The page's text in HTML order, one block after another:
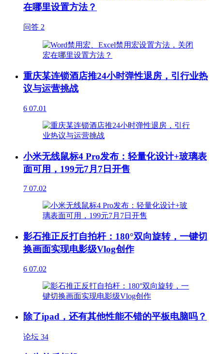
在哪里设置方法？
问答 2
重庆某连锁酒店推24小时弹性退房，引行业热
议与运营挑战
6 07.01
小米无线鼠标4 Pro发布：轻量化设计+玻璃表
面可用，199元7月7日开售
7 07.02
影石推正反打自拍杆：180°双向旋转，一键切
换画面实现电影级Vlog创作
6 07.02
除了ipad，还有其他性能不错的平板电脑吗？
论坛 34